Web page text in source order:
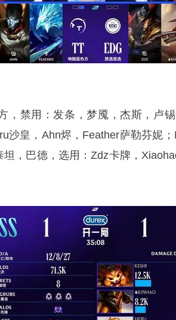
，禁用：发条，梦魇，杰斯，卢
沙皇，Ahn烬，Feather萨勒芬妮
，巴德，选用：Zdz卡牌，